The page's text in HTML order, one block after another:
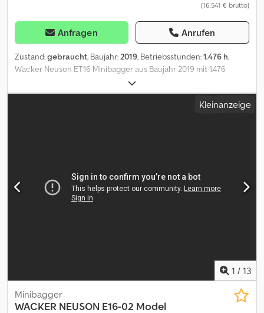
(16.541 € brutto)
Anfragen Anrufen
Zustand:gebraucht, Baujahr:2019, Betriebsstunden:1.476 h,
Wacker Neuson ET16 Minibagger aus Baujahr 2019 mit 1.476
Betriebsstunden: ----* Hersteller: Wacker Neuson * Typ: ET16 *
Baujahr: 2019 * Abgelesene Betriebsstunden: ca. 1.476 *
Betriebsgewicht: ca. 1.715 Kg * Inkl. 3 x Löffel * Volle Kabine *Kleinanzeige
1 / 13
Minibagger
WACKER NEUSON E16-02 Model